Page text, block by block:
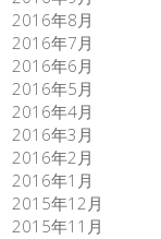
2016年8月
2016年7月
2016年6月
2016年5月
2016年4月
2016年3月
2016年2月
2016年1月
2015年12月
2015年11月